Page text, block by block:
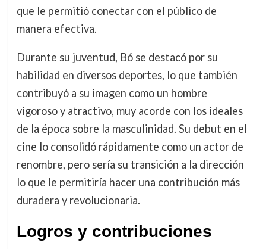
que le permitió conectar con el público de
manera efectiva.
Durante su juventud, Bó se destacó por su
habilidad en diversos deportes, lo que también
contribuyó a su imagen como un hombre
vigoroso y atractivo, muy acorde con los ideales
de la época sobre la masculinidad. Su debut en el
cine lo consolidó rápidamente como un actor de
renombre, pero sería su transición a la dirección
lo que le permitiría hacer una contribución más
duradera y revolucionaria.
Logros y contribuciones